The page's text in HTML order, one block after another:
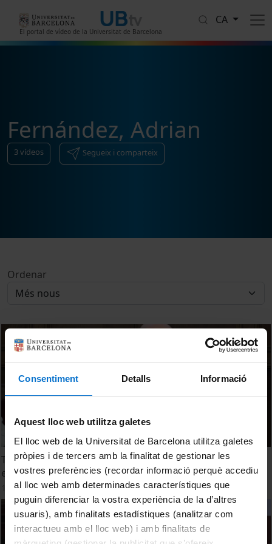
Consentiment Detalls Informació
Aquest lloc web utilitza galetes
El lloc web de la Universitat de Barcelona utilitza galetes
pròpies i de tercers amb la finalitat de gestionar les
vostres preferències (recordar informació perquè accediu
al lloc web amb determinades característiques que
puguin diferenciar la vostra experiència de la d’altres
usuaris), amb finalitats estadístiques (analitzar com
interactueu amb el lloc web) i amb finalitats de
El portal de vídeo de la Universitat de Barcelona
CA
Fernández, Adrian
3vídeos Segueix i comparteix
Ordenar
Taula rodona: Reptes econòmics i socials del nou model
energètic
16 juny, 2022